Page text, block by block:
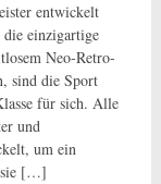
entwickelt
einzigartige
Neo-Retro-
sind die Sport
für sich. Alle
und
um ein
sie […]